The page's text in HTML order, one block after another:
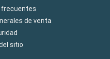
de venta
sitio